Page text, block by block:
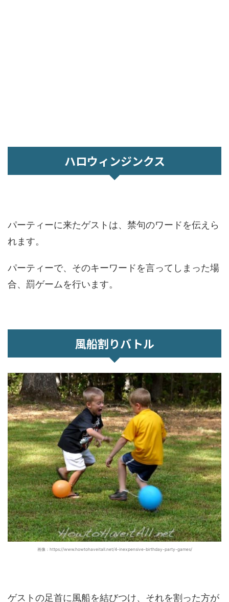
ハロウィンジンクス
パーティーに来たゲストは、禁句のワードを伝えら
れます。
パーティーで、そのキーワードを言ってしまった場
合、罰ゲームを行います。
風船割りバトル
画像：https://www.howtohaveitall.net/4-inexpensive-birthday-party-games/
ゲストの足首に風船を結びつけ、それを割った方が